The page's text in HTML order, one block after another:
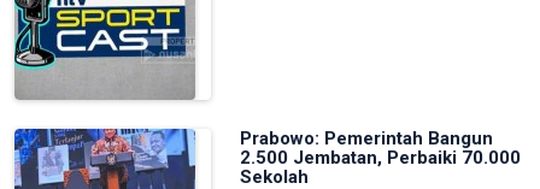
Prabowo: Pemerintah Bangun
2.500 Jembatan, Perbaiki 70.000
Sekolah